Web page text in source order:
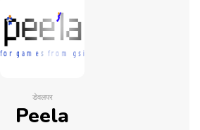
डेवलपर
Peela